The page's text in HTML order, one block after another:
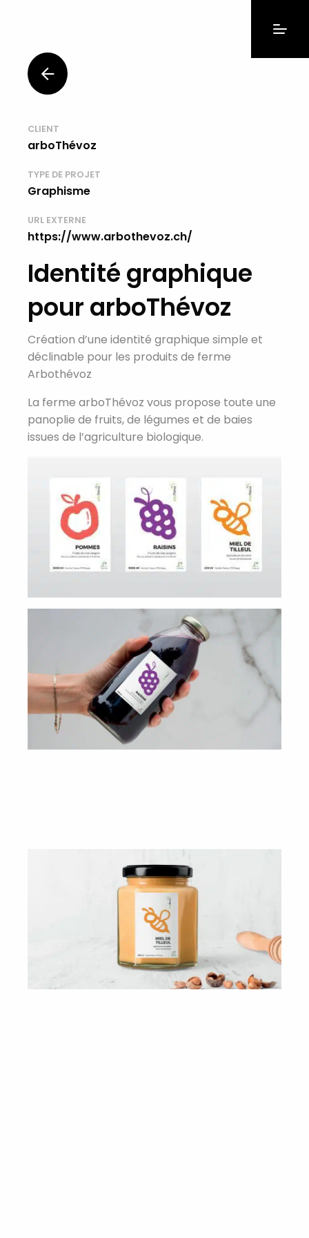
CLIENT
arboThévoz
TYPE DE PROJET
Graphisme
URL EXTERNE
https://www.arbothevoz.ch/
Identité graphique
pour arboThévoz
Création d’une identité graphique simple et
déclinable pour les produits de ferme
Arbothévoz
La ferme arboThévoz vous propose toute une
panoplie de fruits, de légumes et de baies
issues de l’agriculture biologique.